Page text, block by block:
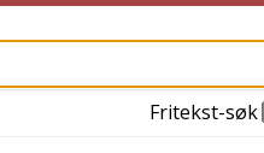
Fritekst-søk